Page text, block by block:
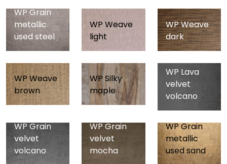
WP Grain
metallic
used steel
WP Weave
light
WP Weave
dark
WP Weave
brown
WP Silky
maple
WP Lava
velvet
volcano
WP Grain
velvet
volcano
WP Grain
velvet
mocha
WP Grain
metallic
used sand